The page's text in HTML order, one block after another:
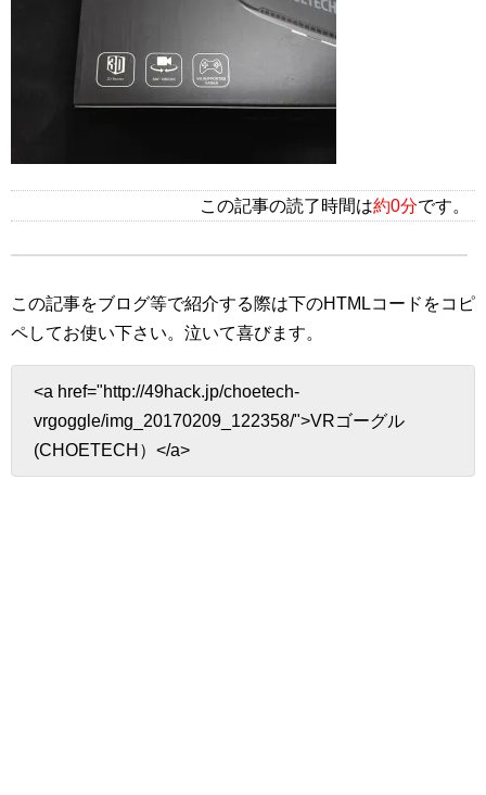
この記事の読了時間は約0分です。
この記事をブログ等で紹介する際は下のHTMLコードをコピ
ペしてお使い下さい。 泣いて喜びます。
<a href="http://49hack.jp/choetech-
vrgoggle/img_20170209_122358/">VRゴーグル
(CHOETECH）</a>